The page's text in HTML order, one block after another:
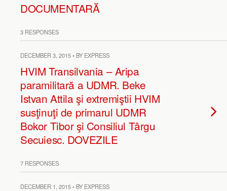
DOCUMENTARĂ
3 RESPONSES
DECEMBER 3, 2015 • BY EXPRESS
HVIM Transilvania – Aripa
paramilitară a UDMR. Beke
Istvan Attila şi extremiştii HVIM
susţinuţi de primarul UDMR
Bokor Tibor şi Consiliul Târgu
Secuiesc. DOVEZILE
7 RESPONSES
DECEMBER 1, 2015 • BY EXPRESS